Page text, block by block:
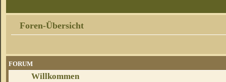
Foren-Übersicht
FORUM
Willkommen